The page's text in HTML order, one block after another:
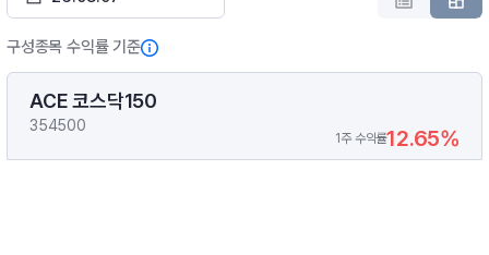
구성종목 수익률 기준
ACE 코스닥150
354500
1주 수익률12.65%